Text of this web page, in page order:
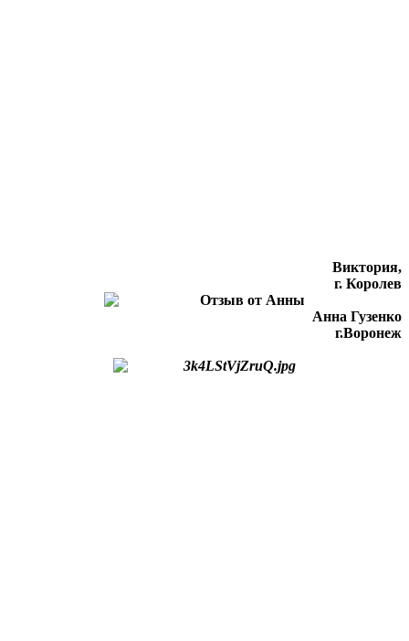
Виктория,
г. Королев
Анна Гузенко
г.Воронеж